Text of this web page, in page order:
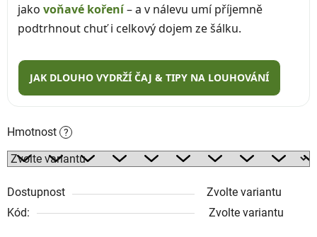
jako voňavé koření– a v nálevu umí příjemně
podtrhnout chuť i celkový dojem ze šálku.
JAK DLOUHO VYDRŽÍ ČAJ & TIPY NA LOUHOVÁNÍ
Hmotnost ?
Dostupnost
Zvolte variantu
Kód:
Zvolte variantu